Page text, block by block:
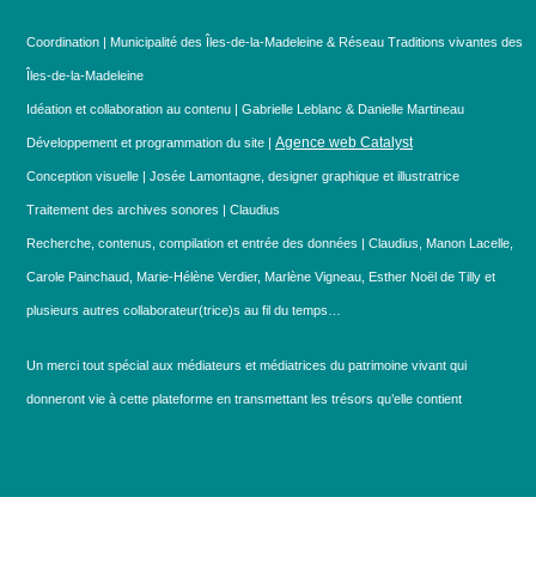
Coordination | Municipalité des Îles-de-la-Madeleine & Réseau Traditions vivantes des
Îles-de-la-Madeleine
Idéation et collaboration au contenu | Gabrielle Leblanc & Danielle Martineau
Développement et programmation du site | Agence web Catalyst
Conception visuelle | Josée Lamontagne, designer graphique et illustratrice
Traitement des archives sonores | Claudius
Recherche, contenus, compilation et entrée des données | Claudius, Manon Lacelle,
Carole Painchaud, Marie-Hélène Verdier, Marlène Vigneau, Esther Noël de Tilly et
plusieurs autres collaborateur(trice)s au fil du temps…
Un merci tout spécial aux médiateurs et médiatrices du patrimoine vivant qui
donneront vie à cette plateforme en transmettant les trésors qu’elle contient